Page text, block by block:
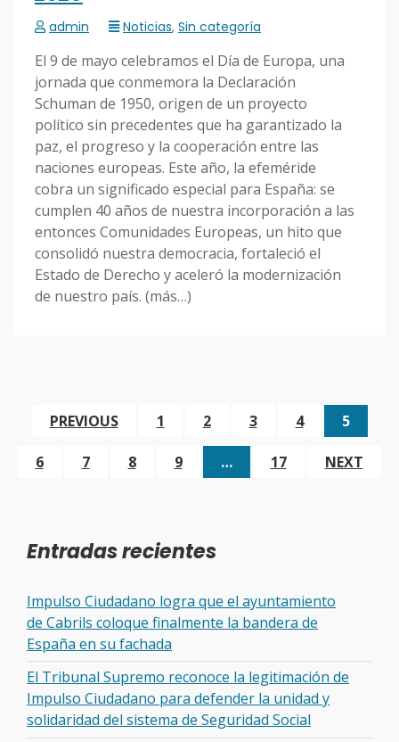
admin Noticias, Sin categoría
El 9 de mayo celebramos el Día de Europa, una
jornada que conmemora la Declaración
Schuman de 1950, origen de un proyecto
político sin precedentes que ha garantizado la
paz, el progreso y la cooperación entre las
naciones europeas. Este año, la efeméride
cobra un significado especial para España: se
cumplen 40 años de nuestra incorporación a las
entonces Comunidades Europeas, un hito que
consolidó nuestra democracia, fortaleció el
Estado de Derecho y aceleró la modernización
de nuestro país. (más…)
PREVIOUS 1 2 3 4 5
6 7 8 9 … 17 NEXT
Entradas recientes
Impulso Ciudadano logra que el ayuntamiento
de Cabrils coloque finalmente la bandera de
España en su fachada
El Tribunal Supremo reconoce la legitimación de
Impulso Ciudadano para defender la unidad y
solidaridad del sistema de Seguridad Social